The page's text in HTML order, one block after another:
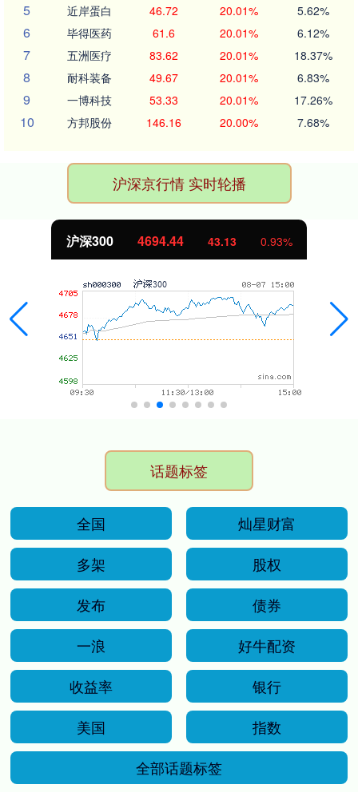
5 近岸蛋白 46.72 20.01% 5.62%
6 毕得医药 61.6 20.01% 6.12%
7 五洲医疗 83.62 20.01% 18.37%
8 耐科装备 49.67 20.01% 6.83%
9 一博科技 53.33 20.01% 17.26%
10 方邦股份 146.16 20.00% 7.68%
沪深京行情 实时轮播
沪深300 4694.44 43.13 0.93%
话题标签
全国
灿星财富
多架
股权
发布
债券
一浪
好牛配资
收益率
银行
美国
指数
全部话题标签